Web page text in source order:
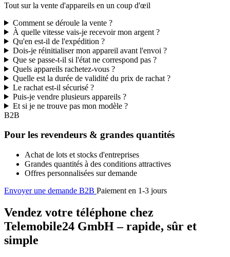
Tout sur la vente d'appareils en un coup d'œil
Comment se déroule la vente ?
À quelle vitesse vais-je recevoir mon argent ?
Qu'en est-il de l'expédition ?
Dois-je réinitialiser mon appareil avant l'envoi ?
Que se passe-t-il si l'état ne correspond pas ?
Quels appareils rachetez-vous ?
Quelle est la durée de validité du prix de rachat ?
Le rachat est-il sécurisé ?
Puis-je vendre plusieurs appareils ?
Et si je ne trouve pas mon modèle ?
B2B
Pour les revendeurs & grandes quantités
Achat de lots et stocks d'entreprises
Grandes quantités à des conditions attractives
Offres personnalisées sur demande
Envoyer une demande B2B Paiement en 1-3 jours
Vendez votre téléphone chez
Telemobile24 GmbH – rapide, sûr et
simple